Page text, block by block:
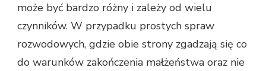
może być bardzo różny i zależy od wielu
czynników. W przypadku prostych spraw
rozwodowych, gdzie obie strony zgadzają się co
do warunków zakończenia małżeństwa oraz nie